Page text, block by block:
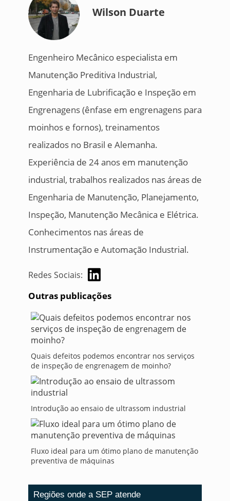
Wilson Duarte
Engenheiro Mecânico especialista em
Manutenção Preditiva Industrial,
Engenharia de Lubrificação e Inspeção em
Engrenagens (ênfase em engrenagens para
moinhos e fornos), treinamentos
realizados no Brasil e Alemanha.
Experiência de 24 anos em manutenção
industrial, trabalhos realizados nas áreas de
Engenharia de Manutenção, Planejamento,
Inspeção, Manutenção Mecânica e Elétrica.
Conhecimentos nas áreas de
Instrumentação e Automação Industrial.
Redes Sociais:
Outras publicações
Quais defeitos podemos encontrar nos serviços
de inspeção de engrenagem de moinho?
Introdução ao ensaio de ultrassom industrial
Fluxo ideal para um ótimo plano de manutenção
preventiva de máquinas
Regiões onde a SEP atende